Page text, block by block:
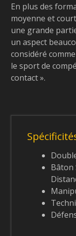
En plus des
moyenne et
une grande
un aspect
considéré
le sport de
contact ».
Bâton